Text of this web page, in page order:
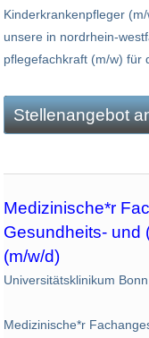
Kinderkrankenpfleger
unsere in nordrhein-
pflegefachkraft (m/w) für
Stellenangebot
Medizinische*r
Gesundheits- und
(m/w/d)
Universitätsklinikum
Medizinische*r